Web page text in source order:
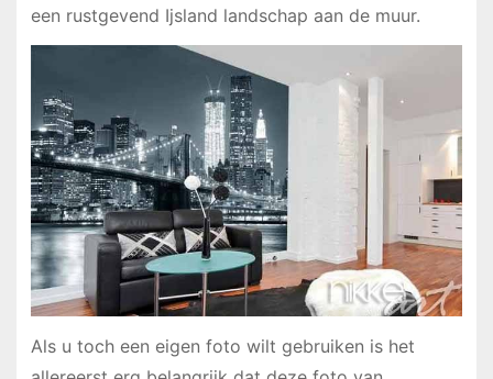
een rustgevend Ijsland landschap aan de muur.
Als u toch een eigen foto wilt gebruiken is het